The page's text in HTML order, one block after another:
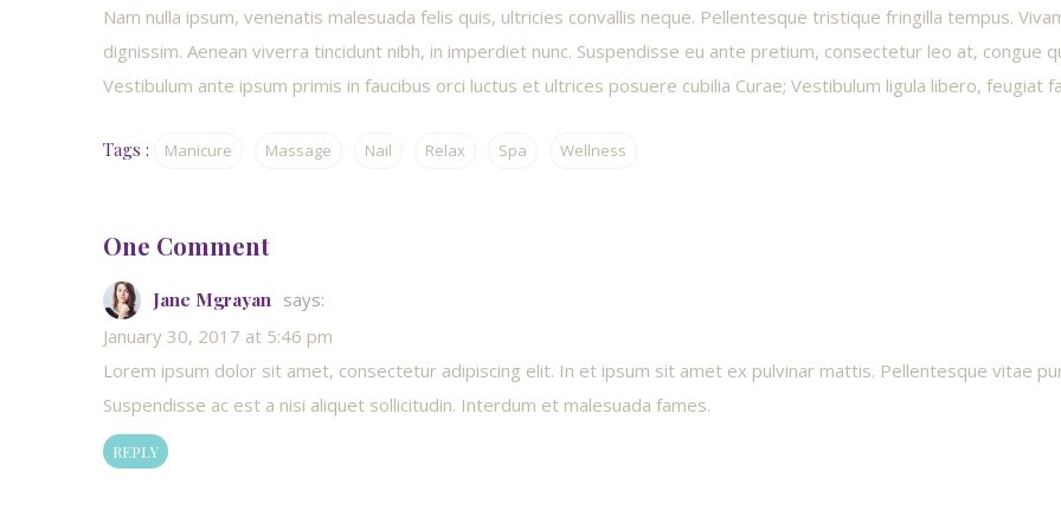
Nam nulla ipsum, venenatis malesuada felis quis, ultricies convallis neque. Pellentesque tristique fringilla tempus.
dignissim. Aenean viverra tincidunt nibh, in imperdiet nunc. Suspendisse eu ante pretium, consectetur leo at,
Vestibulum ante ipsum primis in faucibus orci luctus et ultrices posuere cubilia Curae; Vestibulum ligula libero, feugiat
Tags : Manicure Massage Nail Relax Spa Wellness
One Comment
Jane Mgrayan says:
January 30, 2017 at 5:46 pm
Lorem ipsum dolor sit amet, consectetur adipiscing elit. In et ipsum sit amet ex pulvinar mattis. Pellentesque vitae
Suspendisse ac est a nisi aliquet sollicitudin. Interdum et malesuada fames.
REPLY